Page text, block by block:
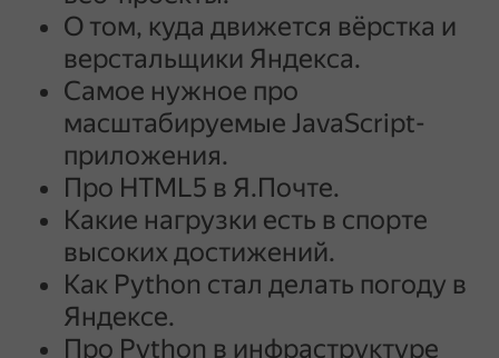
О том, куда движется вёрстка и
верстальщики Яндекса.
Самое нужное про
масштабируемые JavaScript-
приложения.
Про HTML5 в Я.Почте.
Какие нагрузки есть в спорте
высоких достижений.
Как Python стал делать погоду в
Яндексе.
Про Python в инфраструктуре